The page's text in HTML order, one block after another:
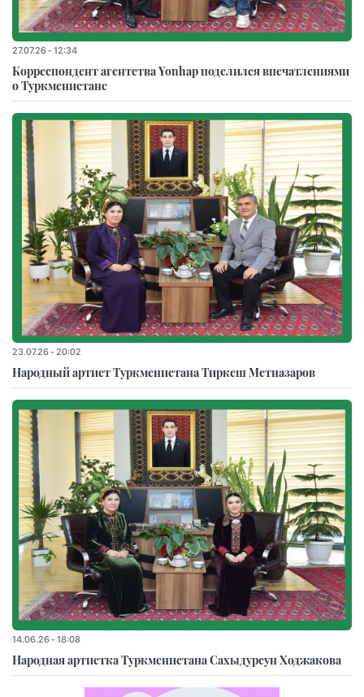
27.07.26 - 12:34
Корреспондент агентства Yonhap поделился впечатлениями
о Туркменистане
23.07.26 - 20:02
Народный артист Туркменистана Тиркеш Мeтназаров
14.06.26 - 18:08
Народная артистка Туркменистана Сахыдурсун Ходжакова